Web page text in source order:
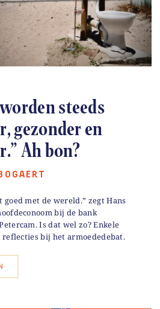
steeds
gezonder en
Ah bon?
goed met de wereld.” zegt Hans
bij de bank
Is dat wel zo? Enkele
bij het armoededebat.